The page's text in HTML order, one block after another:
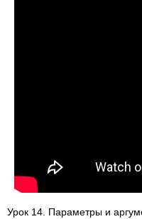
Урок 14. Параметры и